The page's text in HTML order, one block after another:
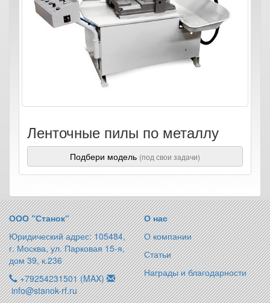
Ленточные пилы по металлу
Подбери модель (под свои задачи)
ООО “Станок“
Юридический адрес: 105484,
г. Москва, ул. Парковая 15-я,
дом 39, к.236
+79254231501 (MAX)
info@stanok-rf.ru
О нас
О компании
Статьи
Награды и благодарности